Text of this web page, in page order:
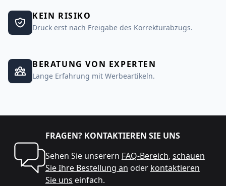
KEIN RISIKO
Druck erst nach Freigabe des Korrekturabzugs.
BERATUNG VON EXPERTEN
Lange Erfahrung mit Werbeartikeln.
FRAGEN? KONTAKTIEREN SIE UNS
Sehen Sie unserern FAQ-Bereich, schauen
Sie Ihre Bestellung an oder kontaktieren
Sie uns einfach.